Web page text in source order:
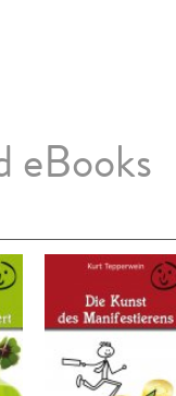
eBooks